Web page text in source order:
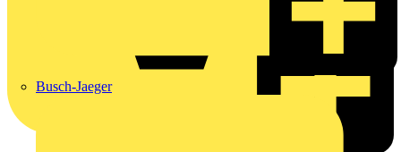
Busch-Jaeger